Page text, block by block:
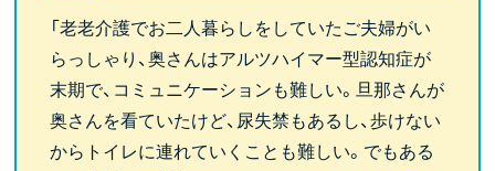
「老老介護でお二人暮らしをしていたご夫婦がい
らっしゃり、奥さんはアルツハイマー型認知症が
末期で、コミュニケーションも難しい。旦那さんが
奥さんを看ていたけど、尿失禁もあるし、歩けない
からトイレに連れていくことも難しい。でもある